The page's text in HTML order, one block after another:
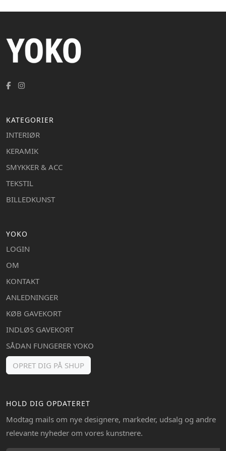
KATEGORIER
INTERIØR
KERAMIK
SMYKKER & ACC
TEKSTIL
BILLEDKUNST
YOKO
LOGIN
OM
KONTAKT
ANLEDNINGER
KØB GAVEKORT
INDLØS GAVEKORT
SÅDAN FUNGERER YOKO
OPRET DIG PÅ SHUP
HOLD DIG OPDATERET
Modtag mails om nye designere, markeder, udsalg og andre
relevante nyheder om vores kunstnere.